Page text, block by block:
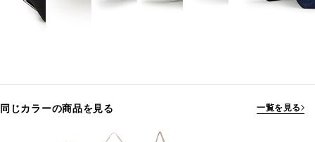
同じカラーの商品を見る 一覧を見る